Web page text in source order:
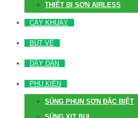
THIẾT BỊ SƠN AIRLESS
CÂY KHUẤY
BÚT VẼ
DÂY DẪN
PHỤ KIỆN
SÚNG PHUN SƠN ĐẶC BIỆT